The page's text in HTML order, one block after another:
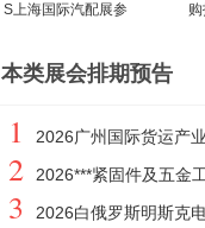
S上海国际汽配展参
本类展会排期预告
1
2026广州国际货运产
会
2 2026***紧固件及五金
3
2026白俄罗斯明斯克